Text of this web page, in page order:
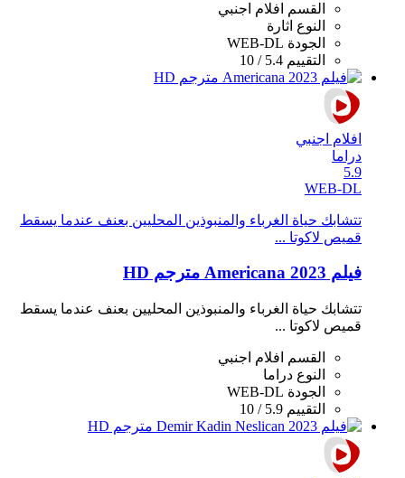
القسم
افلام اجنبي
النوع اثارة
الجودة WEB-DL
التقييم 5.4 / 10
افلام اجنبي
دراما
5.9
WEB-DL
تتشابك حياة الغرباء والمنبوذين المحليين بعنف عندما يسقط
قميص لاكوتا ...
فيلم Americana 2023 مترجم HD
تتشابك حياة الغرباء والمنبوذين المحليين بعنف عندما يسقط
قميص لاكوتا ...
القسم
افلام اجنبي
النوع دراما
الجودة WEB-DL
التقييم 5.9 / 10